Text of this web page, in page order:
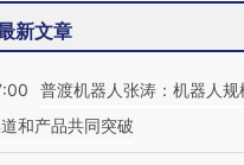
新文章
普渡机器人张涛：机器人规
和产品共同突破